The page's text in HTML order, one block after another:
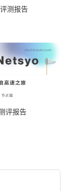
测报告
评报告